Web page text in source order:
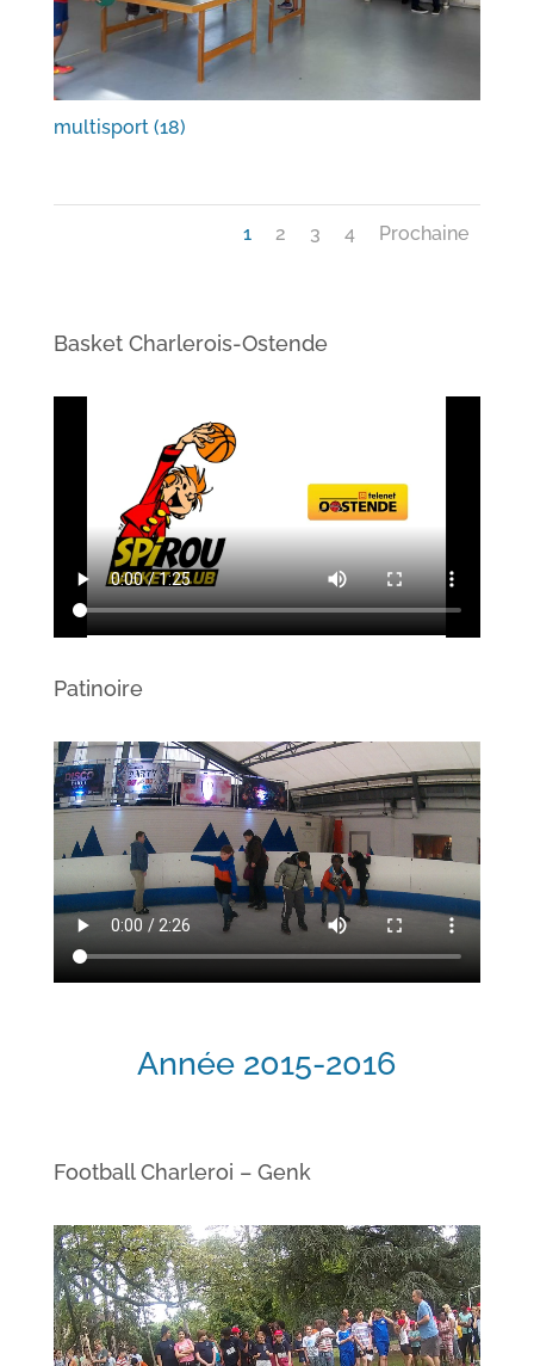
multisport (18)
1 2 3 4 Prochaine
Basket Charlerois-Ostende
Patinoire
Année 2015-2016
Football Charleroi – Genk